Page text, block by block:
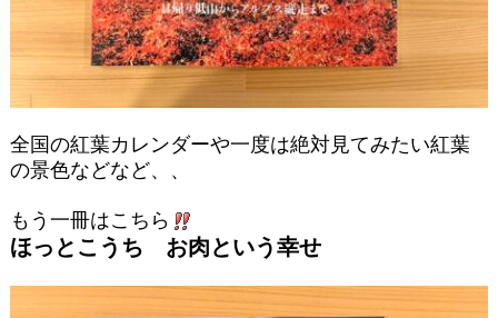
全国の紅葉カレンダーや一度は絶対見てみたい紅葉
の景色などなど、、
もう一冊はこちら
ほっとこうち お肉という幸せ